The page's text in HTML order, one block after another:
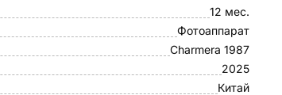
12 мес.
Фотоаппарат
Charmera 1987
2025
Китай